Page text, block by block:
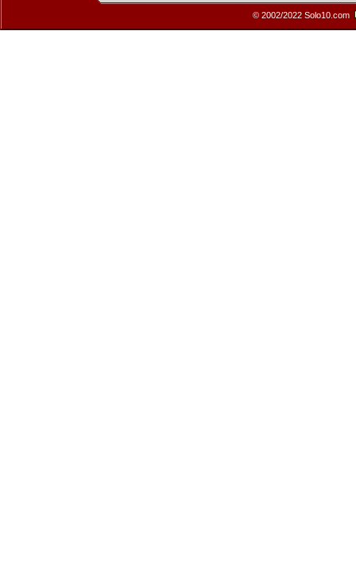
© 2002/2022 Solo10.com